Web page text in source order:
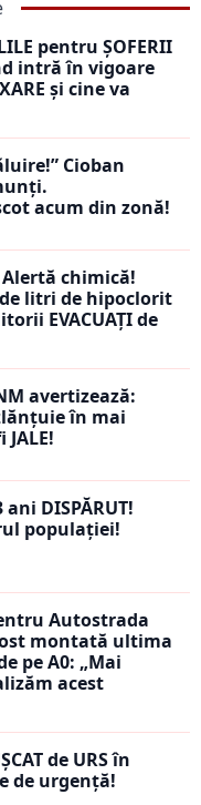
pentru ȘOFERII
intră în vigoare
și cine va
Cioban
acum din zonă!
Alertă chimică!
de litri de hipoclorit
EVACUAȚI de
avertizează:
în mai
ani DISPĂRUT!
populației!
Autostrada
montată ultima
pe A0: „Mai
acest
de URS în
de urgență!